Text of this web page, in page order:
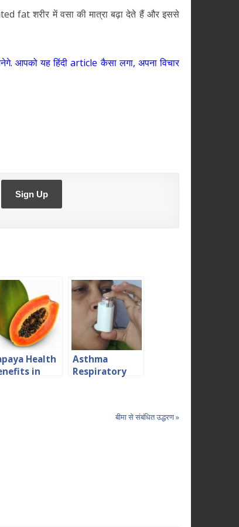
fat शरीर में वसा की मात्रा बढ़ा देते हैं और इससे
आपको यह हिंदी article कैसा लगा, अपना विचार
Health
in
Asthma
Respiratory
बीमा से संबंधित उद्धरण »